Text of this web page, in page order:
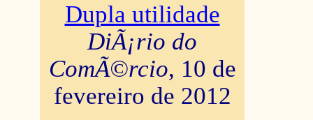
Dupla utilidade
DiÃ¡rio do
ComÃ©rcio, 10 de
fevereiro de 2012